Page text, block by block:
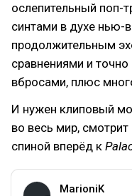
ослепительный поп-
синтами в духе нью-
продолжительным
сравнениями и
вбросами, плюс
И нужен клиповый
во весь мир,
спиной вперёд к
MarioniK